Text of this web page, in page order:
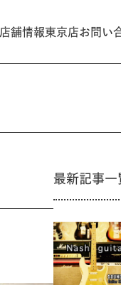
店舗情報東京店お問い
最新記事一